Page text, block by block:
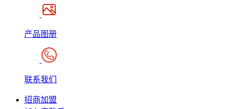
产品图册
联系我们
招商加盟